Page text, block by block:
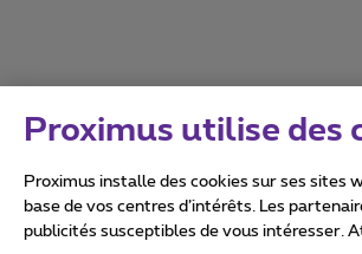
Proximus utilise des
Proximus installe des cookies sur ses sites
base de vos centres d’intérêts. Les
publicités susceptibles de vous intéresser.